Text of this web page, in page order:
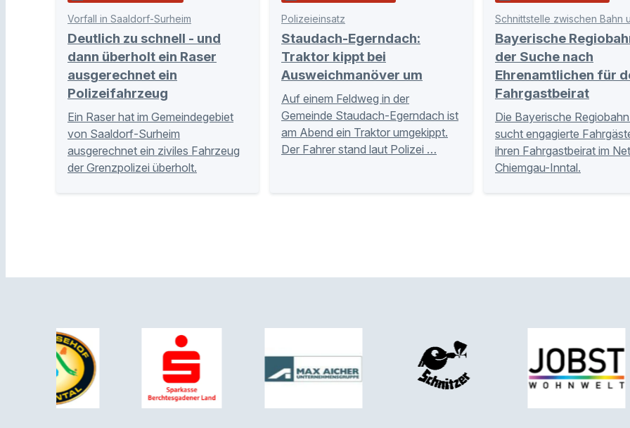
Vorfall in Saaldorf-Surheim
Deutlich zu schnell - und
dann überholt ein Raser
ausgerechnet ein
Polizeifahrzeug
Ein Raser hat im Gemeindegebiet
von Saaldorf-Surheim
ausgerechnet ein ziviles Fahrzeug
der Grenzpolizei überholt.
Polizeieinsatz
Staudach-Egerndach:
Traktor kippt bei
Ausweichmanöver um
Auf einem Feldweg in der
Gemeinde Staudach-Egerndach ist
am Abend ein Traktor umgekippt.
Der Fahrer stand laut Polizei …
Bayerische
der Suche nach
Ehrenamtlichen für
Fahrgastbeirat
Die Bayerische
sucht engagierte
ihren Fahrgastbeirat im
Chiemgau-Inntal.